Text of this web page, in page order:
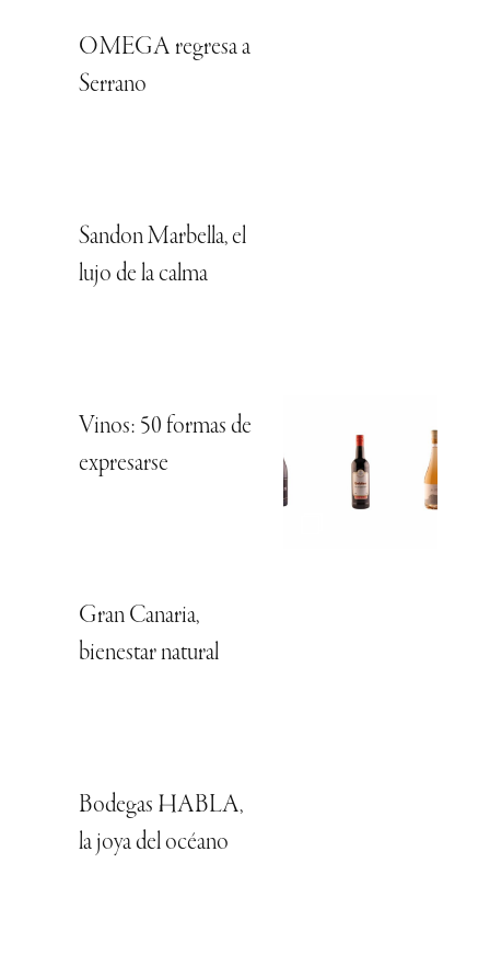
OMEGA regresa a
Serrano
Sandon Marbella, el
lujo de la calma
Vinos: 50 formas de
expresarse
Gran Canaria,
bienestar natural
Bodegas HABLA,
la joya del océano